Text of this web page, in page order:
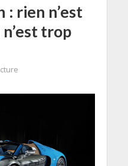
rien n’est
trop